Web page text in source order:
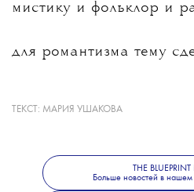
мистику и фольклор и
для романтизма тему
современное звучание и
ТЕКСТ: МАРИЯ УШАКОВА
THE
Больше новостей в нашем